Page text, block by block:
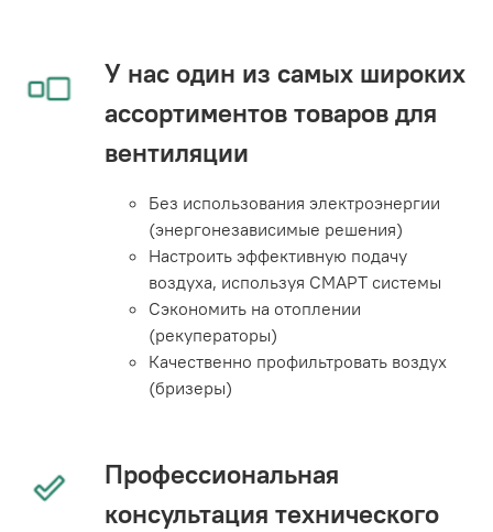
У нас один из самых широких
ассортиментов товаров для
вентиляции
Без использования электроэнергии
(энергонезависимые решения)
Настроить эффективную подачу
воздуха, используя СМАРТ системы
Сэкономить на отоплении
(рекуператоры)
Качественно профильтровать воздух
(бризеры)
Профессиональная
консультация технического